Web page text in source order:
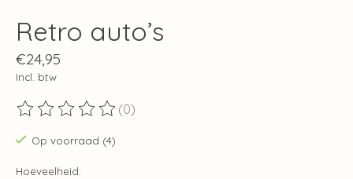
Retro auto’s
€24,95
Incl. btw
De beoordeling van dit product is
(0)
Op voorraad (4)
Hoeveelheid: